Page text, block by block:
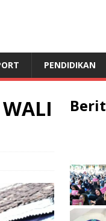
PENDIDIKAN